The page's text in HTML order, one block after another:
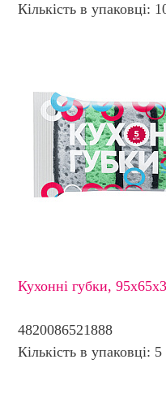
Кількість в упаковці:
Кухонні губки,
4820086521888
Кількість в упаковці: